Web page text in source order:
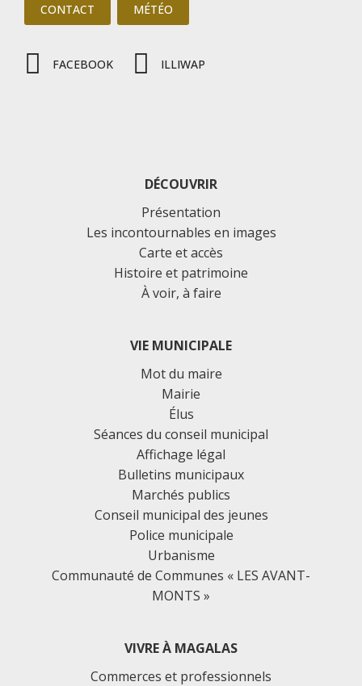
CONTACT MÉTÉO
FACEBOOK ILLIWAP
DÉCOUVRIR
Présentation
Les incontournables en images
Carte et accès
Histoire et patrimoine
À voir, à faire
VIE MUNICIPALE
Mot du maire
Mairie
Élus
Séances du conseil municipal
Affichage légal
Bulletins municipaux
Marchés publics
Conseil municipal des jeunes
Police municipale
Urbanisme
Communauté de Communes « LES AVANT-
MONTS »
VIVRE À MAGALAS
Commerces et professionnels